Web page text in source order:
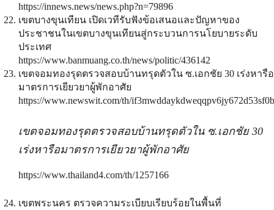
https://innews.news/news.php?n=79896
เขตบางขุนเทียน เปิดเวทีรับฟังข้อเสนอและปัญหาของ
ประชาชนในเขตบางขุนเทียนสู่กระบวนการนโยบายระดับ
ประเทศ
https://www.banmuang.co.th/news/politic/436142
เขตจอมทองรุดตรวจสอบบ้านทรุดตัวใน ซ.เอกชัย 30 เร่งหารือ
มาตรการเยียวยาผู้พักอาศัย
https://www.newswit.com/th/
เขตจอมทองรุดตรวจสอบบ้านทรุดตัวใน ซ.เอกชัย 30
เร่งหารือมาตรการเยียวยาผู้พักอาศัย
https://www.thailand4.com/th/1257166
เขตพระนคร ตรวจความระเบียบเรียบร้อยในพื้นที่